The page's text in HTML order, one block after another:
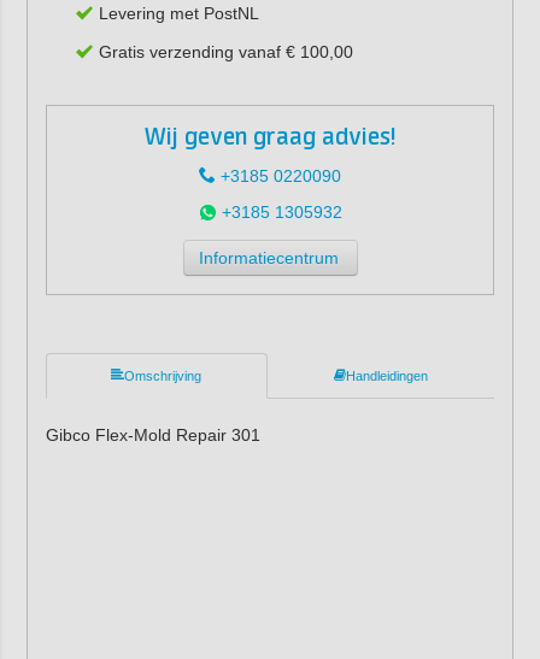
Levering met PostNL
Gratis verzending vanaf € 100,00
Wij geven graag advies!
+3185 0220090
+3185 1305932
Informatiecentrum
Omschrijving Handleidingen
Gibco Flex-Mold Repair 301